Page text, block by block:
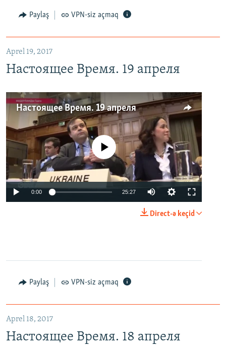
Paylaş VPN-siz açmaq
Aprel 19, 2017
Настоящее Время. 19 апреля
Настоящее Время. 19 апреля
No media source currently available
0:00 25:27
Direct-ə keçid
Paylaş VPN-siz açmaq
Aprel 18, 2017
Настоящее Время. 18 апреля